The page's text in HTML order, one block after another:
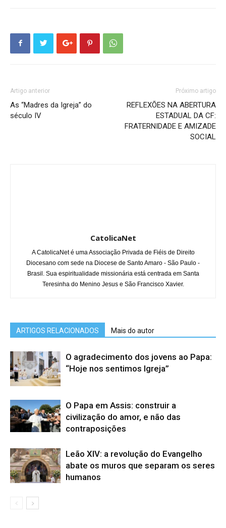
Artigo anterior
As “Madres da Igreja” do
século IV
Próximo artigo
REFLEXÕES NA ABERTURA
ESTADUAL DA CF:
FRATERNIDADE E AMIZADE
SOCIAL
CatolicaNet
A CatolicaNet é uma Associação Privada de Fiéis de Direito
Diocesano com sede na Diocese de Santo Amaro - São Paulo -
Brasil. Sua espiritualidade missionária está centrada em Santa
Teresinha do Menino Jesus e São Francisco Xavier.
ARTIGOS RELACIONADOS Mais do autor
O agradecimento dos jovens ao Papa:
“Hoje nos sentimos Igreja”
O Papa em Assis: construir a
civilização do amor, e não das
contraposições
Leão XIV: a revolução do Evangelho
abate os muros que separam os seres
humanos